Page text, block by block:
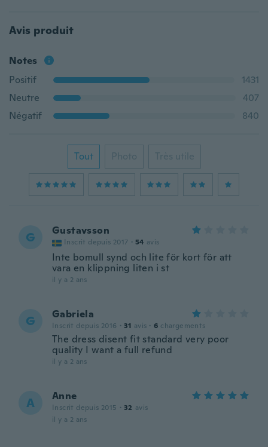
Avis produit
Notes
Positif
1431
Neutre
407
Négatif
840
Tout Photo Très utile
G Gustavsson
Inscrit depuis 2017 · 54 avis
Inte bomull synd och lite för kort för att
vara en klippning liten i st
il y a 2 ans
G Gabriela
Inscrit depuis 2016 · 31 avis · 6 chargements
The dress disent fit standard very poor
quality I want a full refund
il y a 2 ans
A Anne
Inscrit depuis 2015 · 32 avis
il y a 2 ans